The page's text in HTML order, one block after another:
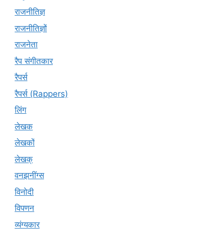
राजनीतिज्ञ
राजनीतिज्ञों
राजनेता
रैप संगीतकार
रैपर्स
रैपर्स (Rappers)
लिंग
लेखक
लेखकों
लेखक्
वनझनींग्स
विनोदी
विपणन
व्यंग्यकार